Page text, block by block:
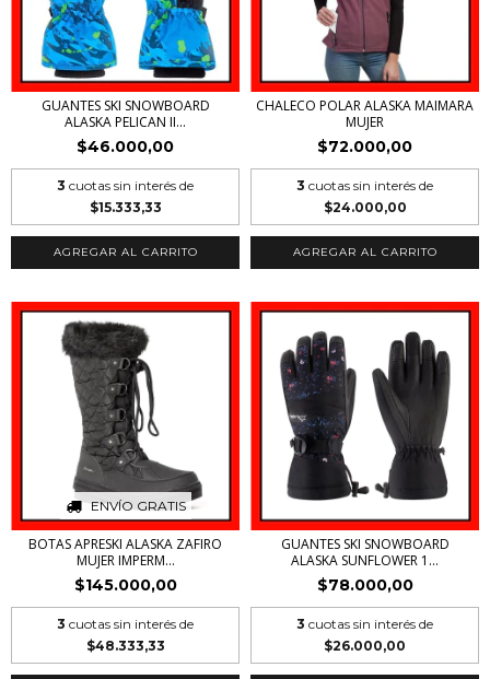
GUANTES SKI SNOWBOARD
ALASKA PELICAN II...
$46.000,00
3 cuotas sin interés de
$15.333,33
AGREGAR AL CARRITO
CHALECO POLAR ALASKA MAIMARA
MUJER
$72.000,00
3 cuotas sin interés de
$24.000,00
AGREGAR AL CARRITO
ENVÍO GRATIS
BOTAS APRESKI ALASKA ZAFIRO
MUJER IMPERM...
$145.000,00
3 cuotas sin interés de
$48.333,33
GUANTES SKI SNOWBOARD
ALASKA SUNFLOWER 1...
$78.000,00
3 cuotas sin interés de
$26.000,00